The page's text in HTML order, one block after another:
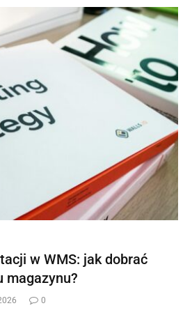
w WMS: jak dobrać
magazynu?
0